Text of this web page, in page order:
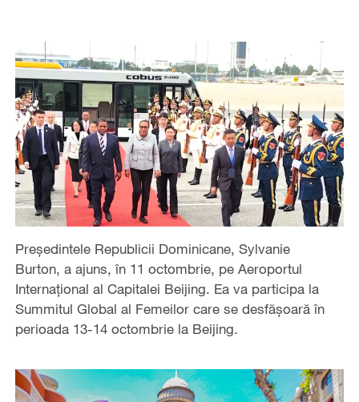
Președintele Republicii Dominicane, Sylvanie
Burton, a ajuns, în 11 octombrie, pe Aeroportul
Internațional al Capitalei Beijing. Ea va participa la
Summitul Global al Femeilor care se desfășoară în
perioada 13-14 octombrie la Beijing.